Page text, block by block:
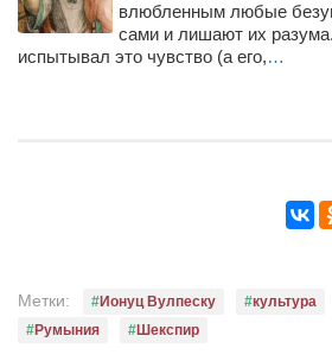
Музыканты
Евгений Касьяненко
Писатели
Поэты
влюбленным любые
сами и лишают их
испытывал это чувство (а его,…
Метки: Ионуц Вулпеску культура
Румыния
Шекспир